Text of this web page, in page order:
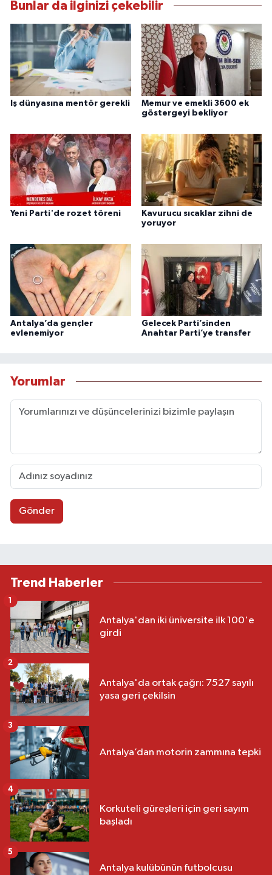
Bunlar da ilginizi çekebilir
Iş dünyasına mentör gerekli
Memur ve emekli 3600 ek
göstergeyi bekliyor
Yeni Parti'de rozet töreni
Kavurucu sıcaklar zihni de
yoruyor
Antalya’da gençler
evlenemiyor
Gelecek Parti’sinden
Anahtar Parti’ye transfer
Yorumlar
Gönder
Trend Haberler
Antalya'dan iki üniversite ilk 100'e
girdi
1
Antalya'da ortak çağrı: 7527 sayılı
yasa geri çekilsin
2
Antalya’dan motorin zammına tepki
3
Korkuteli güreşleri için geri sayım
başladı
4
Antalya kulübünün futbolcusu
5